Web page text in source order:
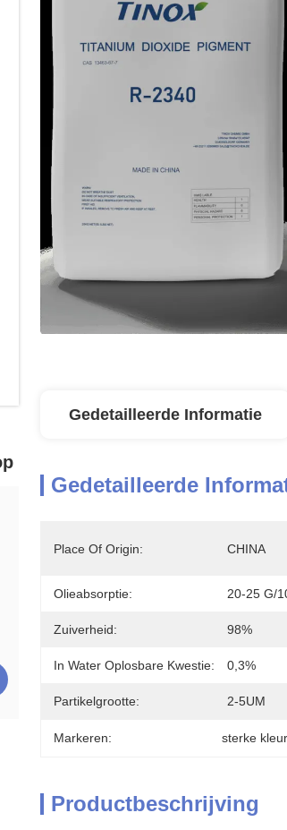
Gedetailleerde Informatie
Gedetailleerde
Place Of Origin: CHINA
Olieabsorptie: 20-25 G/
Zuiverheid: 98%
In Water Oplosbare Kwestie: 0,3%
Partikelgrootte: 2-5UM
Markeren: sterke
Productbeschrijving